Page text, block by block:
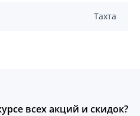
Тахта
всех акций и скидок?